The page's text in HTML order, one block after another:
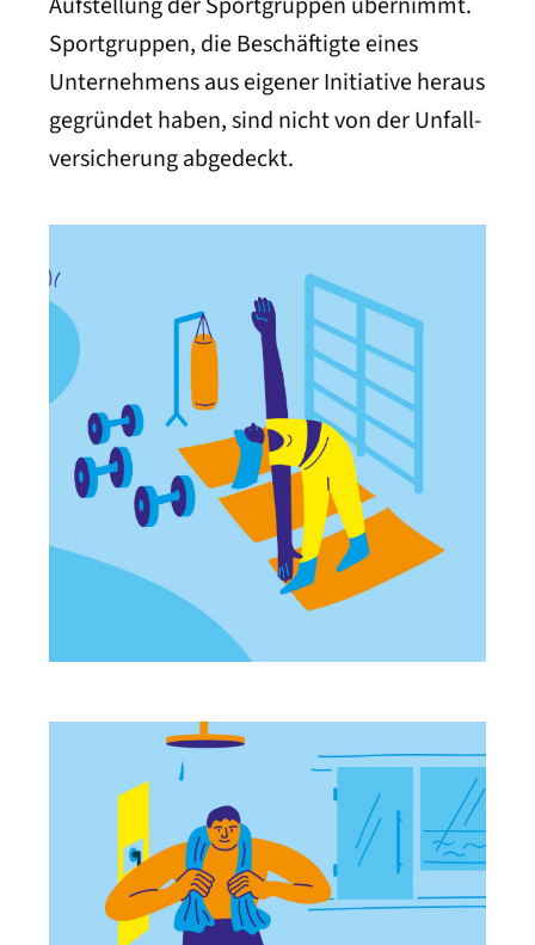
Sport­gruppen, die Beschäftigte eines
Unter­nehmens aus eigener Initiative heraus
gegründet haben, sind nicht von der Unfall­
versicherung abgedeckt.